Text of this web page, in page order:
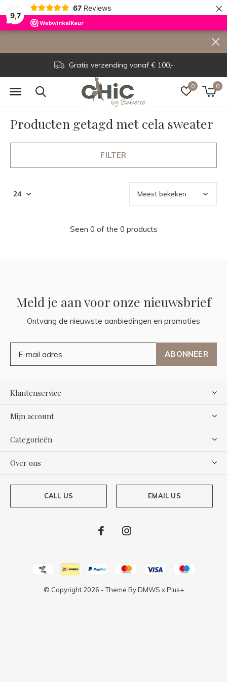
9,7
67 Reviews ×
0 0
Gratis verzending vanaf € 100,-
Producten getagd met cela sweater
FILTER
Seen 0 of the 0 products
Meld je aan voor onze nieuwsbrief
Ontvang de nieuwste aanbiedingen en promoties
ABONNEER
Klantenservice
Mijn account
Categorieën
Over ons
CALL US EMAIL US
© Copyright 2026 - Theme ByDMWS xPlus+